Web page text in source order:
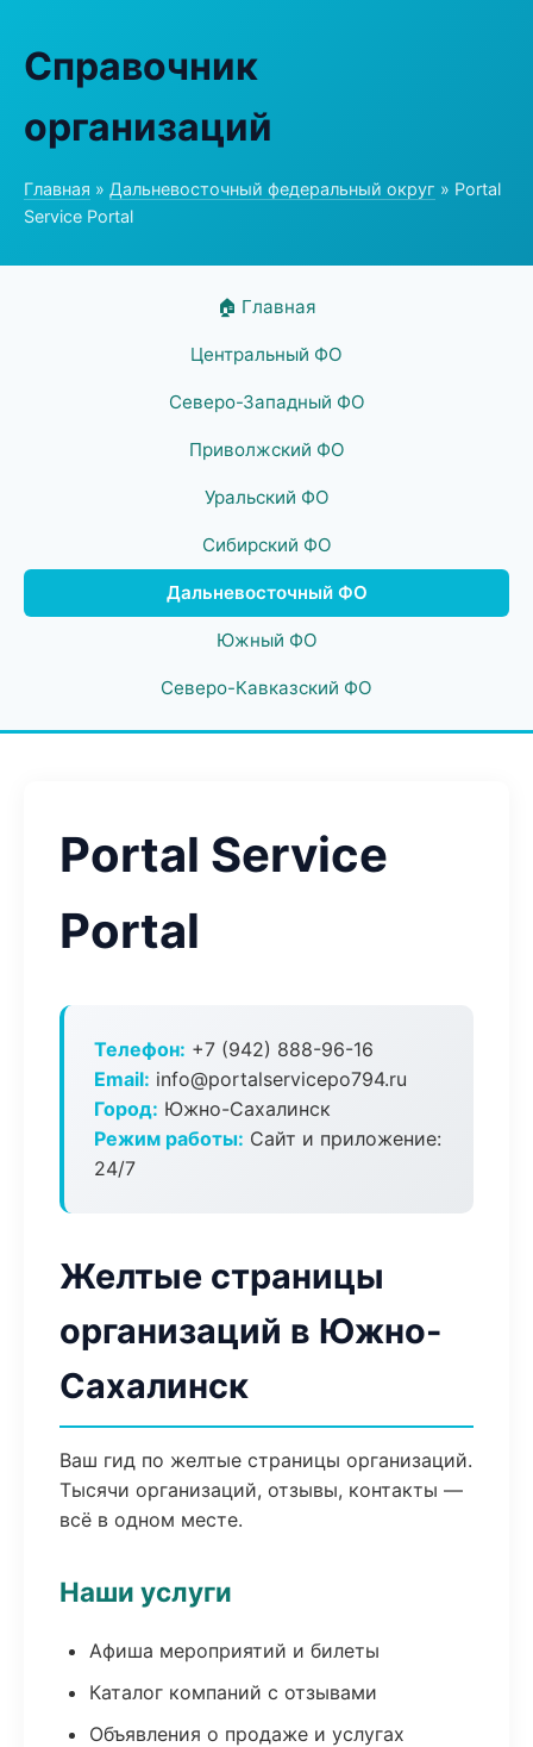
Справочник
организаций
Главная » Дальневосточный федеральный округ » Portal
Service Portal
🏠 Главная
Центральный ФО
Северо-Западный ФО
Приволжский ФО
Уральский ФО
Сибирский ФО
Дальневосточный ФО
Южный ФО
Северо-Кавказский ФО
Portal Service
Portal
Телефон: +7 (942) 888-96-16
Email: info@portalservicepo794.ru
Город: Южно-Сахалинск
Режим работы: Сайт и приложение:
24/7
Желтые страницы
организаций в Южно-
Сахалинск
Ваш гид по желтые страницы организаций.
Тысячи организаций, отзывы, контакты —
всё в одном месте.
Наши услуги
Афиша мероприятий и билеты
Каталог компаний с отзывами
Объявления о продаже и услугах